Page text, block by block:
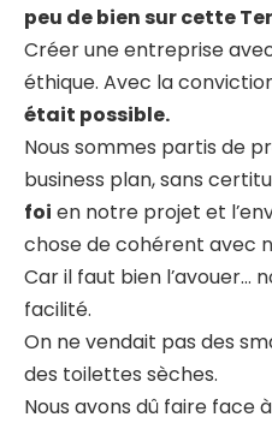
peu de bien sur cette
Créer une entreprise
éthique. Avec la
était possible.
Nous sommes partis de
business plan, sans
foi en notre projet et
chose de cohérent avec
Car il faut bien l’avouer…
facilité.
On ne vendait pas des
des toilettes sèches.
Nous avons dû faire face à